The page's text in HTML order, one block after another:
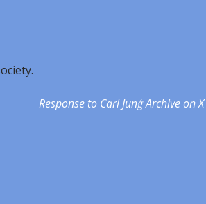
Response to Carl Junģ Archive on X